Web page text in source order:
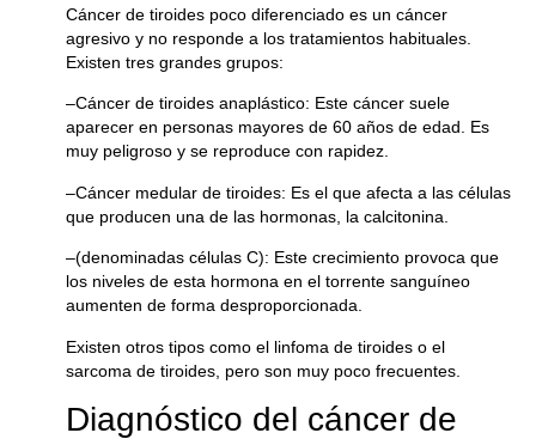
Cáncer de tiroides poco diferenciado es un cáncer
agresivo y no responde a los tratamientos habituales.
Existen tres grandes grupos:
–Cáncer de tiroides anaplástico: Este cáncer suele
aparecer en personas mayores de 60 años de edad. Es
muy peligroso y se reproduce con rapidez.
–Cáncer medular de tiroides: Es el que afecta a las células
que producen una de las hormonas, la calcitonina.
–(denominadas células C): Este crecimiento provoca que
los niveles de esta hormona en el torrente sanguíneo
aumenten de forma desproporcionada.
Existen otros tipos como el linfoma de tiroides o el
sarcoma de tiroides, pero son muy poco frecuentes.
Diagnóstico del cáncer de